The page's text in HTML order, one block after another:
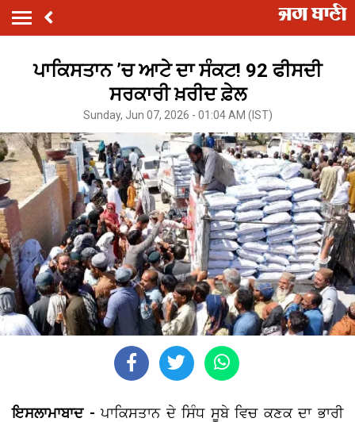
ਪਾਕਿਸਤਾਨ ’ਚ ਆਟੇ ਦਾ ਸੰਕਟ! 92 ਫੀਸਦੀ
ਸਰਕਾਰੀ ਖ਼ਰੀਦ ਫ਼ੇਲ
Sunday, Jun 07, 2026 - 01:04 AM (IST)
ਇਸਲਾਮਾਬਾਦ -ਪਾਕਿਸਤਾਨ ਦੇ ਸਿੰਧ ਸੂਬੇ ਵਿਚ ਕਣਕ ਦਾ ਭਾਰੀ